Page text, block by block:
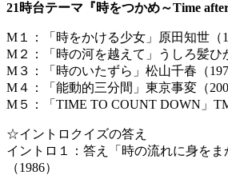
21時台テーマ『時をつかめ～Time after
M１：「時をかける少女」原田知世（
M２：「時の河を越えて」うしろ髪ひ
M３：「時のいたずら」松山千春（
M４：「能動的三分間」東京事変（
M５：「TIME TO COUNT DOWN」
☆イントロクイズの答え
イントロ１：答え「時の流れに身を